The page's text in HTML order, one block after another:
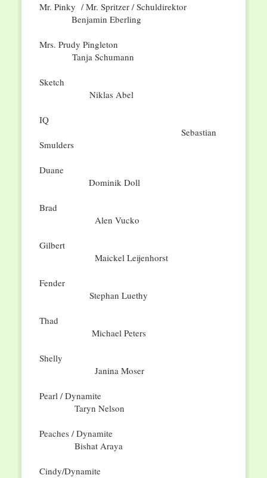
Mr. Pinky / Mr. Spritzer / Schuldirektor
Benjamin Eberling
Mrs. Prudy Pingleton
Tanja Schumann
Sketch
Niklas Abel
IQ
Sebastian
Smulders
Duane
Dominik Doll
Brad
Alen Vucko
Gilbert
Maickel Leijenhorst
Fender
Stephan Luethy
Thad
Michael Peters
Shelly
Janina Moser
Pearl / Dynamite
Taryn Nelson
Peaches / Dynamite
Bishat Araya
Cindy/Dynamite